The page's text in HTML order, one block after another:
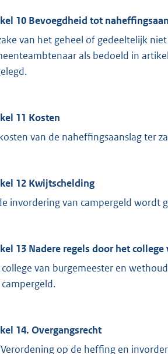
10 Bevoegdheid tot
van het geheel of gedeeltelijk
als bedoeld in
11 Kosten
van de naheffingsaanslag ter
12 Kwijtschelding
invordering van campergeld wordt
13 Nadere regels door het
van burgemeester en
14. Overgangsrecht
op de heffing en